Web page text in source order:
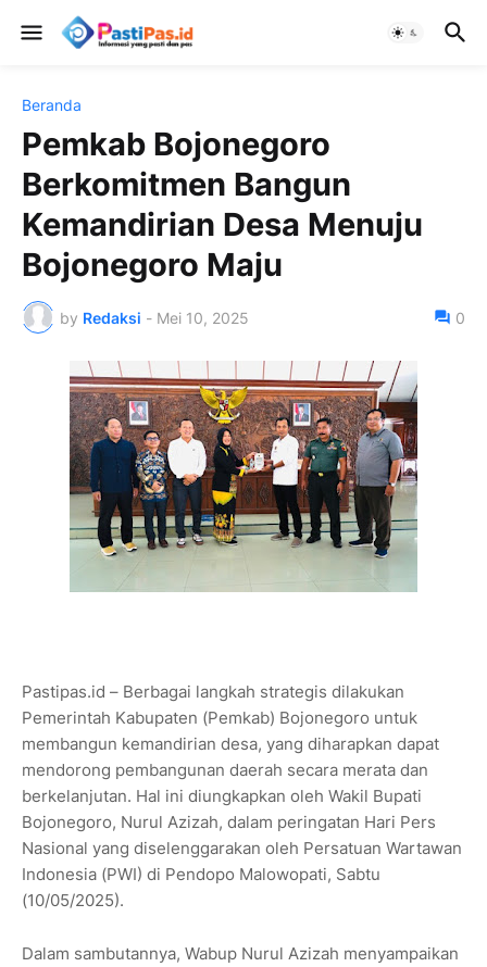
Beranda
Pemkab Bojonegoro
Berkomitmen Bangun
Kemandirian Desa Menuju
Bojonegoro Maju
by Redaksi - Mei 10, 2025 0
Pastipas.id – Berbagai langkah strategis dilakukan
Pemerintah Kabupaten (Pemkab) Bojonegoro untuk
membangun kemandirian desa, yang diharapkan dapat
mendorong pembangunan daerah secara merata dan
berkelanjutan. Hal ini diungkapkan oleh Wakil Bupati
Bojonegoro, Nurul Azizah, dalam peringatan Hari Pers
Nasional yang diselenggarakan oleh Persatuan Wartawan
Indonesia (PWI) di Pendopo Malowopati, Sabtu
(10/05/2025).
Dalam sambutannya, Wabup Nurul Azizah menyampaikan